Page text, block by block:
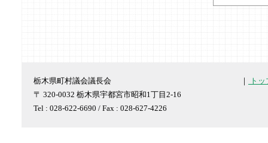
栃木県町村議会議長会
〒 320-0032 栃木県宇都宮市昭和1丁目2-16
Tel : 028-622-6690 / Fax : 028-627-4226
ト